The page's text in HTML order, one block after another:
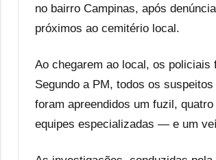
no bairro Campinas, após
próximos ao cemitério local.
Ao chegarem ao local, os
Segundo a PM, todos os
foram apreendidos um fuzil,
equipes especializadas — e um